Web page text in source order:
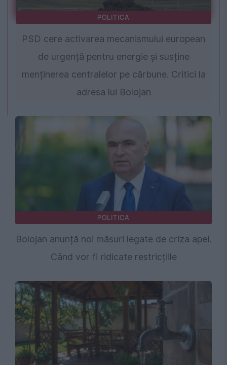
POLITICA
PSD cere activarea mecanismului european
de urgență pentru energie și susține
menținerea centralelor pe cărbune. Critici la
adresa lui Bolojan
POLITICA
Bolojan anunță noi măsuri legate de criza apei.
Când vor fi ridicate restricțiile